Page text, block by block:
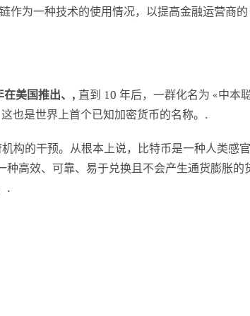
作为一种技术的使用情况，以提高金融运营商的
美国推出、, 直到 10 年后，一群化名为 «中本
也是世界上首个已知加密货币的名称。.
构的干预。从根本上说，比特币是一种人类感官
高效、可靠、易于兑换且不会产生通货膨胀的
.